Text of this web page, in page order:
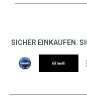
SICHER EINKAUFEN.